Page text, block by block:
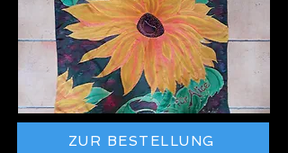
ZUR BESTELLUNG